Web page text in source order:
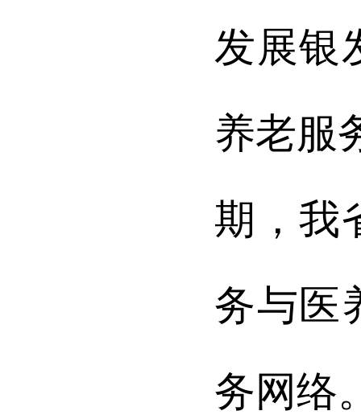
发展银
养老服
期，我
务与医
务网络